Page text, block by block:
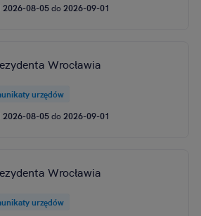
2026-08-05do 2026-09-01
Wrocławia
urzędów
2026-08-05do 2026-09-01
Wrocławia
urzędów